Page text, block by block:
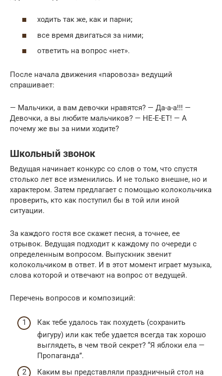
ходить так же, как и парни;
все время двигаться за ними;
ответить на вопрос «нет».
После начала движения «паровоза» ведущий
спрашивает:
— Мальчики, а вам девочки нравятся? — Да-а-а!!! —
Девочки, а вы любите мальчиков? — НЕ-Е-ЕТ! — А
почему же вы за ними ходите?
Школьный звонок
Ведущая начинает конкурс со слов о том, что спустя
столько лет все изменились. И не только внешне, но и
характером. Затем предлагает с помощью колокольчика
проверить, кто как поступил бы в той или иной
ситуации.
За каждого гостя все скажет песня, а точнее, ее
отрывок. Ведущая подходит к каждому по очереди с
определенным вопросом. Выпускник звенит
колокольчиком в ответ. И в этот момент играет музыка,
слова которой и отвечают на вопрос от ведущей.
Перечень вопросов и композиций:
Как тебе удалось так похудеть (сохранить
фигуру) или как тебе удается всегда так хорошо
выглядеть, в чем твой секрет? “Я яблоки ела —
Пропаганда”.
Каким вы представляли праздничный стол на